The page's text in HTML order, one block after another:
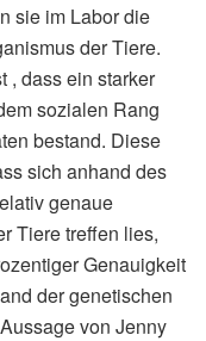
sie im Labor die
der Tiere.
, dass ein starker
sozialen Rang
bestand. Diese
sich anhand des
genaue
Tiere treffen lies,
Genauigkeit
der genetischen
von Jenny